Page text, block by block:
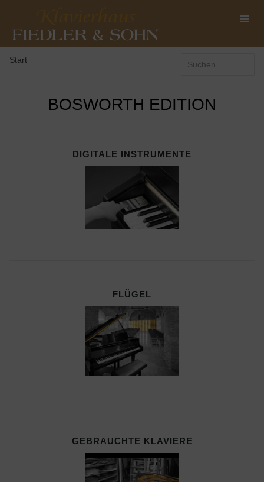
Start
BOSWORTH EDITION
DIGITALE INSTRUMENTE
FLÜGEL
GEBRAUCHTE KLAVIERE